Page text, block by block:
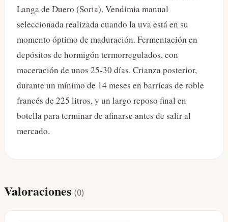
Langa de Duero (Soria). Vendimia manual
seleccionada realizada cuando la uva está en su
momento óptimo de maduración. Fermentación en
depósitos de hormigón termorregulados, con
maceración de unos 25-30 días. Crianza posterior,
durante un mínimo de 14 meses en barricas de roble
francés de 225 litros, y un largo reposo final en
botella para terminar de afinarse antes de salir al
mercado.
Valoraciones (0)